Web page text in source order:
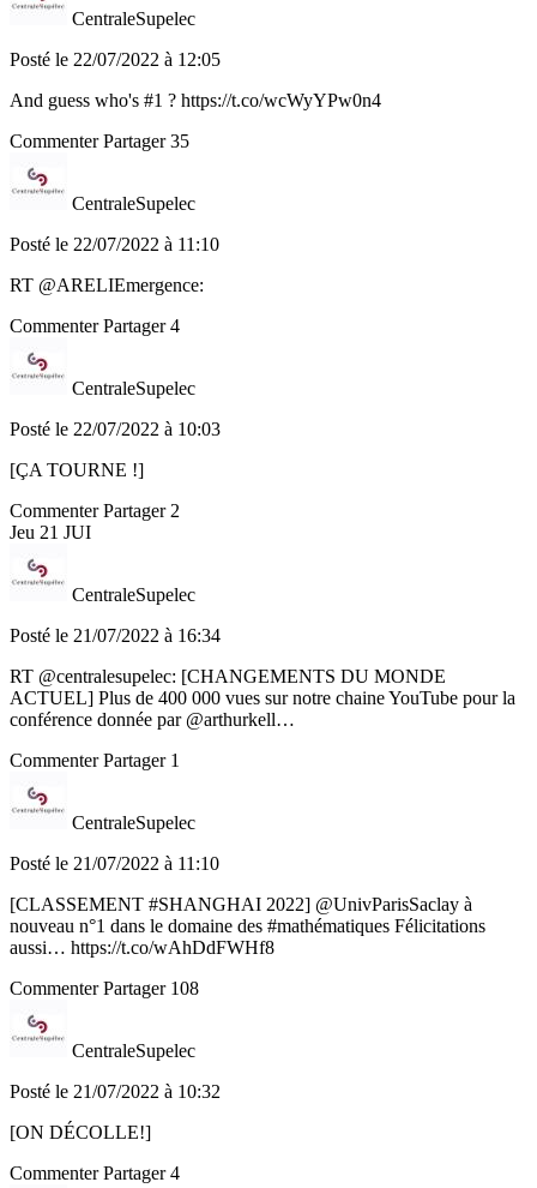
CentraleSupelec
Posté le 22/07/2022 à 12:05
And guess who's #1 ? https://t.co/wcWyYPw0n4
CommenterPartager 35
CentraleSupelec
Posté le 22/07/2022 à 11:10
RT @ARELIEmergence:
CommenterPartager 4
CentraleSupelec
Posté le 22/07/2022 à 10:03
[ÇA TOURNE !]
CommenterPartager 2
Jeu 21 JUI
CentraleSupelec
Posté le 21/07/2022 à 16:34
RT @centralesupelec: [CHANGEMENTS DU MONDE
ACTUEL] Plus de 400 000 vues sur notre chaine YouTube pour la
conférence donnée par @arthurkell…
CommenterPartager 1
CentraleSupelec
Posté le 21/07/2022 à 11:10
[CLASSEMENT #SHANGHAI 2022] @UnivParisSaclay à
nouveau n°1 dans le domaine des #mathématiques Félicitations
aussi… https://t.co/wAhDdFWHf8
CommenterPartager 108
CentraleSupelec
Posté le 21/07/2022 à 10:32
[ON DÉCOLLE!]
CommenterPartager 4